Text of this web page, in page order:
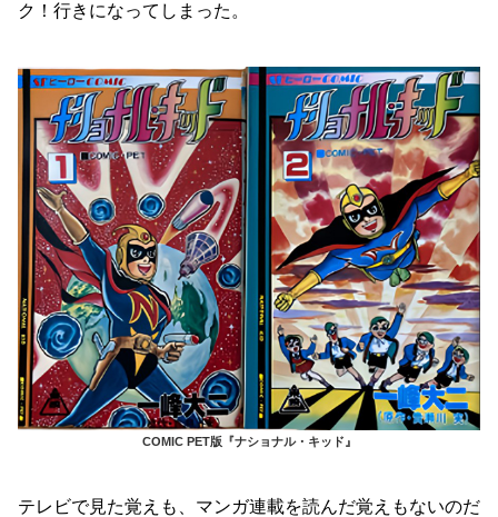
ク！行きになってしまった。
COMIC PET版『ナショナル・キッド』
テレビで見た覚えも、マンガ連載を読んだ覚えもないのだ